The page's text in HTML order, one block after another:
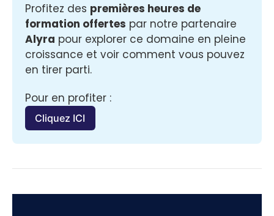
Profitez des premières heures de
formation offertes
Alyra pour explorer ce domaine en pleine
croissance et voir comment vous pouvez
en tirer parti.
Pour en profiter :
Cliquez ICI